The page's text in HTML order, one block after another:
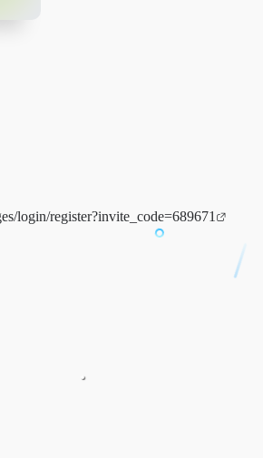
login/register?invite_code=689671